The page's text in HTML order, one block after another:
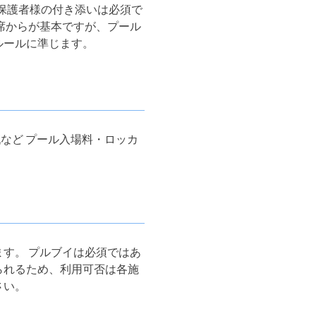
護者様の付き添いは必須で
からが基本ですが、プール
ルに準じます。
ど プール入場料・ロッカ
。 プルブイは必須ではあ
るため、利用可否は各施
。